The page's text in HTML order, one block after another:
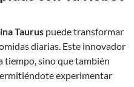
Taurus puede transformar
diarias. Este innovador
tiempo, sino que también
experimentar